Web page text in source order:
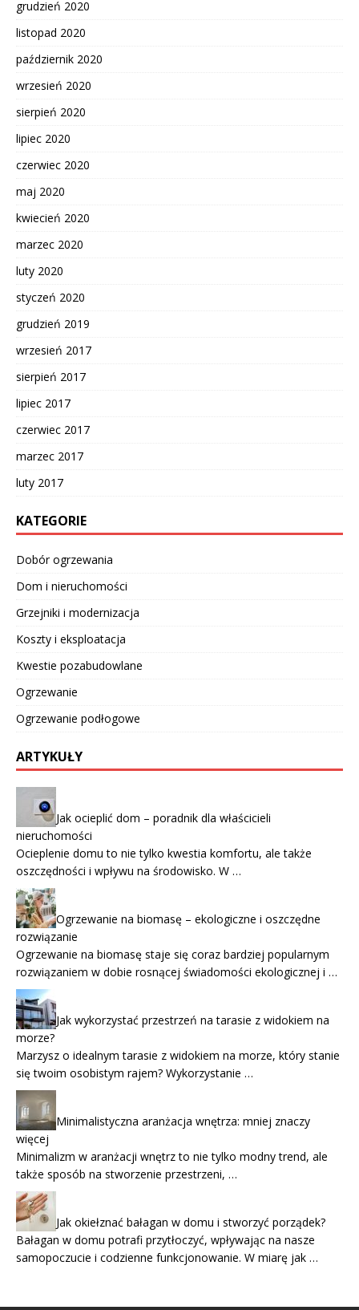
grudzień 2020
listopad 2020
październik 2020
wrzesień 2020
sierpień 2020
lipiec 2020
czerwiec 2020
maj 2020
kwiecień 2020
marzec 2020
luty 2020
styczeń 2020
grudzień 2019
wrzesień 2017
sierpień 2017
lipiec 2017
czerwiec 2017
marzec 2017
luty 2017
KATEGORIE
Dobór ogrzewania
Dom i nieruchomości
Grzejniki i modernizacja
Koszty i eksploatacja
Kwestie pozabudowlane
Ogrzewanie
Ogrzewanie podłogowe
ARTYKUŁY
Jak ocieplić dom – poradnik dla właścicieli
nieruchomości
Ocieplenie domu to nie tylko kwestia komfortu, ale także
oszczędności i wpływu na środowisko. W …
Ogrzewanie na biomasę – ekologiczne i oszczędne
rozwiązanie
Ogrzewanie na biomasę staje się coraz bardziej popularnym
rozwiązaniem w dobie rosnącej świadomości ekologicznej i …
Jak wykorzystać przestrzeń na tarasie z widokiem na
morze?
Marzysz o idealnym tarasie z widokiem na morze, który stanie
się twoim osobistym rajem? Wykorzystanie …
Minimalistyczna aranżacja wnętrza: mniej znaczy
więcej
Minimalizm w aranżacji wnętrz to nie tylko modny trend, ale
także sposób na stworzenie przestrzeni, …
Jak okiełznać bałagan w domu i stworzyć porządek?
Bałagan w domu potrafi przytłoczyć, wpływając na nasze
samopoczucie i codzienne funkcjonowanie. W miarę jak …